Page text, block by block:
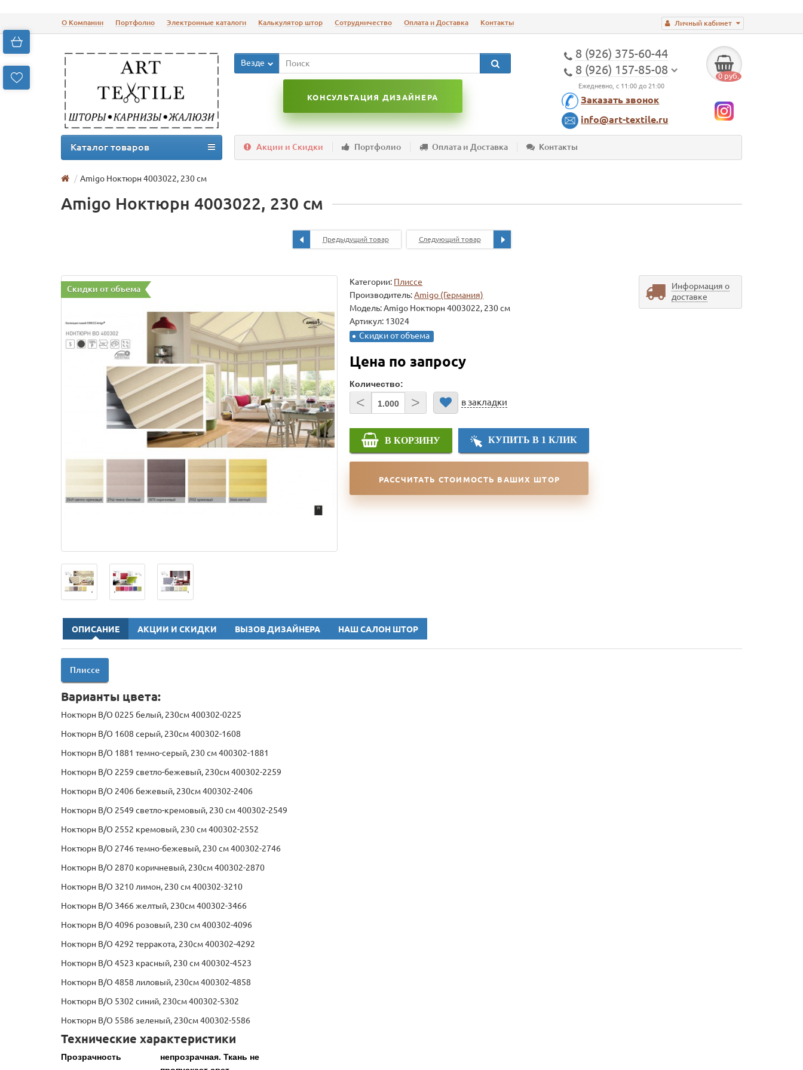
Личный кабинет
О Компании Портфолио Электронные каталоги Калькулятор штор Сотрудничество Оплата и Доставка Контакты
8 (926) 375-60-44
8 (926) 157-85-08
Ежедневно, с 11:00 до 21:00
Заказать звонок
info@art-textile.ru
0 руб.
Везде
КОНСУЛЬТАЦИЯ ДИЗАЙНЕРА
Акции и Скидки Портфолио Оплата и Доставка Контакты
Каталог товаров
Amigo Ноктюрн 4003022, 230 см
Amigo Ноктюрн 4003022, 230 см
Предыдущий товар Следующий товар
Скидки от объема
Категории: Плиссе
Производитель:Amigo (Германия)
Модель:Amigo Ноктюрн 4003022, 230 см
Артикул: 13024
Скидки от объема
Цена по запросу
Количество:
< > в закладки
В КОРЗИНУ КУПИТЬ В 1 КЛИК
РАССЧИТАТЬ СТОИМОСТЬ ВАШИХ ШТОР
Информация о
доставке
ОПИСАНИЕ АКЦИИ И СКИДКИ ВЫЗОВ ДИЗАЙНЕРА НАШ САЛОН ШТОР
Плиссе
Варианты цвета:
Ноктюрн B/O 0225 белый, 230см 400302-0225
Ноктюрн B/O 1608 серый, 230см 400302-1608
Ноктюрн B/O 1881 темно-серый, 230 см 400302-1881
Ноктюрн B/O 2259 светло-бежевый, 230см 400302-2259
Ноктюрн B/O 2406 бежевый, 230см 400302-2406
Ноктюрн B/O 2549 светло-кремовый, 230 см 400302-2549
Ноктюрн B/O 2552 кремовый, 230 см 400302-2552
Ноктюрн B/O 2746 темно-бежевый, 230 см 400302-2746
Ноктюрн B/O 2870 коричневый, 230см 400302-2870
Ноктюрн B/O 3210 лимон, 230 см 400302-3210
Ноктюрн B/O 3466 желтый, 230см 400302-3466
Ноктюрн B/O 4096 розовый, 230 см 400302-4096
Ноктюрн B/O 4292 терракота, 230см 400302-4292
Ноктюрн B/O 4523 красный, 230 см 400302-4523
Ноктюрн B/O 4858 лиловый, 230см 400302-4858
Ноктюрн B/O 5302 синий, 230см 400302-5302
Ноктюрн B/O 5586 зеленый, 230см 400302-5586
Технические характеристики
Прозрачность
непрозрачная. Ткань не